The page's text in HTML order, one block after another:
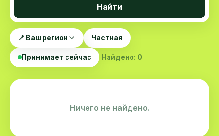
Найти
📍 Ваш регион Частная
Принимает сейчас Найдено: 0
Ничего не найдено.